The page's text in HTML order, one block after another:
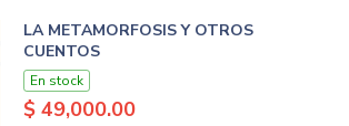
LA METAMORFOSIS Y OTROS
CUENTOS
En stock
$ 49,000.00